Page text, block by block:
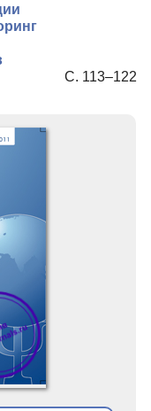
С. 113–122